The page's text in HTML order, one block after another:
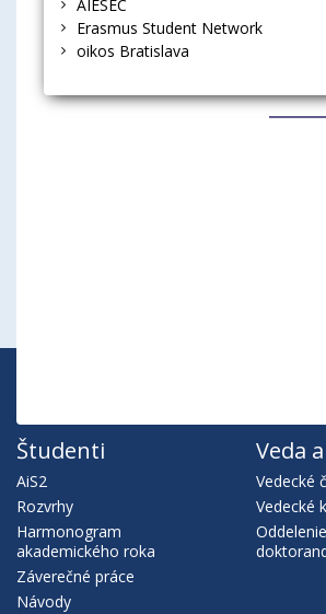
AIESEC
Erasmus Student Network
oikos Bratislava
Študenti
AiS2
Rozvrhy
Harmonogram
akademického roka
Záverečné práce
Návody
Veda
Vedecké
Vedecké